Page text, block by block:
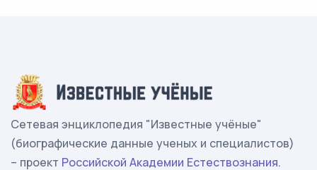
Сетевая энциклопедия "Известные учёные"
(биографические данные ученых и специалистов)
– проект Российской Академии Естествознания.